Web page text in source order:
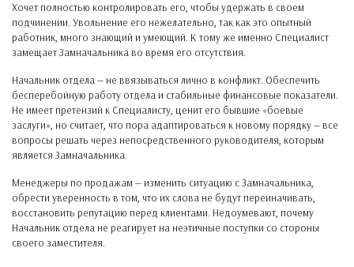
Хочет полностью контролировать его, чтобы удержать в своем
подчинении. Увольнение его нежелательно, так как это опытный
работник, много знающий и умеющий. К тому же именно Специалист
замещает Замначальника во время его отсутствия.
Начальник отдела — не ввязываться лично в конфликт. Обеспечить
бесперебойную работу отдела и стабильные финансовые показатели.
Не имеет претензий к Специалисту, ценит его бывшие «боевые
заслуги», но считает, что пора адаптироваться к новому порядку — все
вопросы решать через непосредственного руководителя, которым
является Замначальника.
Менеджеры по продажам — изменить ситуацию с Замначальника,
обрести уверенность в том, что их слова не будут переиначивать,
восстановить репутацию перед клиентами. Недоумевают, почему
Начальник отдела не реагирует на неэтичные поступки со стороны
своего заместителя.